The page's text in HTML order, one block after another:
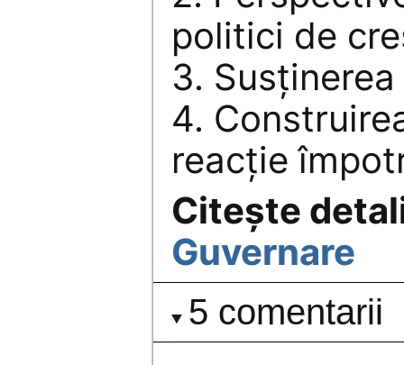
politici de
3.
4.
reacţie
Citeşte
Guvernare
5 comentarii